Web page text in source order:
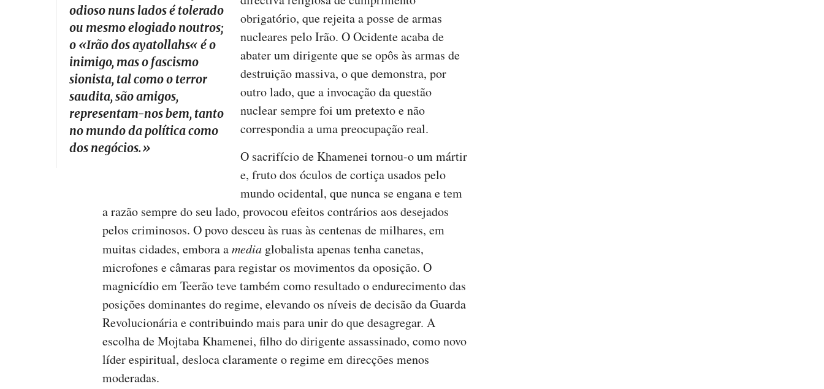
odioso nuns lados é tolerado
ou mesmo elogiado noutros;
o «Irão dos ayatollahs« é o
inimigo, mas o fascismo
sionista, tal como o terror
saudita, são amigos,
representam-nos bem, tanto
no mundo da política como
dos negócios.»
obrigatório, que rejeita a posse de armas
nucleares pelo Irão. O Ocidente acaba de
abater um dirigente que se opôs às armas de
destruição massiva, o que demonstra, por
outro lado, que a invocação da questão
nuclear sempre foi um pretexto e não
correspondia a uma preocupação real.
O sacrifício de Khamenei tornou-o um mártir
e, fruto dos óculos de cortiça usados pelo
mundo ocidental, que nunca se engana e tem
a razão sempre do seu lado, provocou efeitos contrários aos desejados
pelos criminosos. O povo desceu às ruas às centenas de milhares, em
muitas cidades, embora amedia globalista apenas tenha canetas,
microfones e câmaras para registar os movimentos da oposição. O
magnicídio em Teerão teve também como resultado o endurecimento das
posições dominantes do regime, elevando os níveis de decisão da Guarda
Revolucionária e contribuindo mais para unir do que desagregar. A
escolha de Mojtaba Khamenei, filho do dirigente assassinado, como novo
líder espiritual, desloca claramente o regime em direcções menos
moderadas.